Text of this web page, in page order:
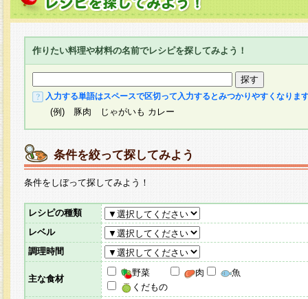
作りたい料理や材料の名前でレシピを探してみよう！
入力する単語はスペースで区切って入力するとみつかりやすくなりま
(例) 豚肉 じゃがいも カレー
条件を絞って探してみよう
条件をしぼって探してみよう！
レシピの種類
レベル
調理時間
主な食材
野菜 肉
魚
くだもの